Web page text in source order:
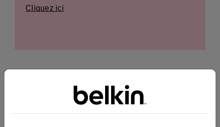
Cliquez ici
Clavarder avec le Belkinbot